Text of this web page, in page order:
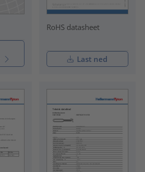
RoHS datasheet
Last ned